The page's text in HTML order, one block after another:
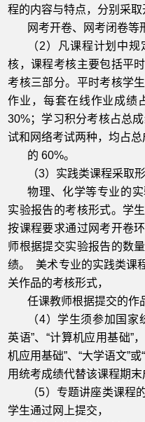
程的内容与特点，分别采取
网考开卷、网考闭卷等
（2）凡课程计划中
核，课程考核主要包括平
考核三部分。平时考核学
作业，每套在线作业成绩
30%；学习积分考核占总
试和网络考试两种，均占总
的 60%。
（3）实践类课程采取
物理、化学等专业的
实验报告的考核形式。学
按课程要求通过网考开卷
师根据提交实验报告的数
绩。 美术专业的实践类课
关作品的考核形式，
任课教师根据提交的作
（4）学生须参加国
英语”、“计算机应用基础”
机应用基础”、“大学语文”
用统考成绩代替该课程期末
（5）专题讲座类课程
学生通过网上提交，